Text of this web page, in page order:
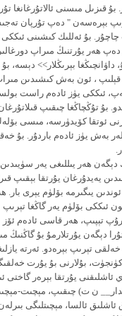
بۇ قىزىل مىسنى ئالاتۇرغانغا
بېرەسەن " دەپ تۇرپان
چاچۇر. بۇ ئەللىك كىشىنى
دەپ ھەر يۇرتنىڭ مىراپ
داۋانچىڭغا بېرىڭلار>>
قېلىپ ، ئون بەش كىشىدىن
ئىككى يۈز ئادەم راست
بۇ تۇڭچاڭغا چىقىپ
ئوتقا كۆيدۈرسە، مىسى
بەش يۈز ئادەم باردۇر. بۇ
ھەر يىللىغى يەر
يەيدۇرغان يۇرتقا بېقىپ
يىگىرمە بۆلۈم يېرى
ئىككى بۆلۈم يەر گاڭغا
تېپىپ، ھەر قاسى ئادەم ئۆز
دېگەن يۇرتلارمۇ بۇ
تېرىپ بېرەدو. ئەرتە
كۈنجۈت، بۇلارنى بۇ يۇرت
ئاشلىقنى يۇرتقا بېرەر گاختى
ن ت) چىقىپ، مېچىت-
ئاشلىق ئالسا، مېچىتلىگى